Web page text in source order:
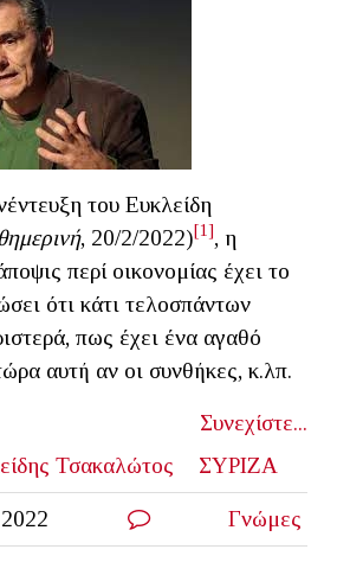
του Ευκλείδη
, 20/2/2022)[1], η
περί οικονομίας έχει το
ότι κάτι τελοσπάντων
πως έχει ένα αγαθό
αυτή αν οι συνθήκες, κ.λπ.
Συνεχίστε...
Τσακαλώτος ΣΥΡΙΖΑ
Γνώμες